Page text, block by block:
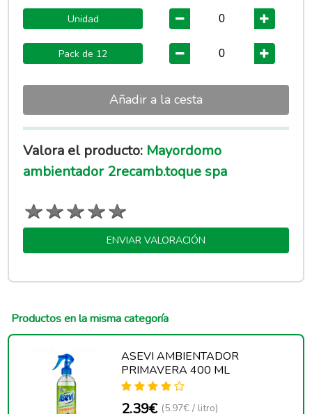
Unidad
Pack de 12
Añadir a la cesta
Valora el producto: Mayordomo
ambientador 2recamb.toque spa
ENVIAR VALORACIÓN
Productos en la misma categoría
ASEVI AMBIENTADOR
PRIMAVERA 400 ML
2.39€ (5.97€ / litro)